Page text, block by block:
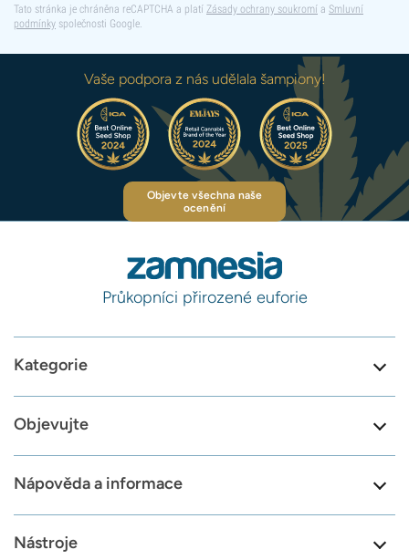
Tato stránka je chráněna reCAPTCHA a platí Zásady ochrany soukromí a Smluvní
podmínky společnosti Google.
Vaše podpora z nás udělala šampiony!
Objevte všechna naše
ocenění
Průkopníci přirozené euforie
Kategorie
Objevujte
Nápověda a informace
Nástroje